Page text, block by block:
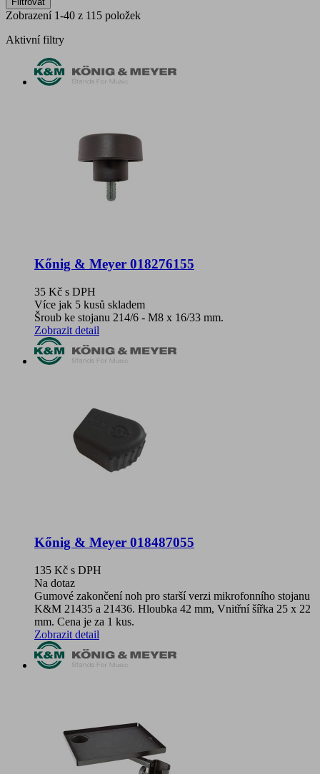
Zobrazení 1-40 z 115 položek
Aktivní filtry
Kőnig & Meyer 018276155
35 Kč s DPH
Více jak 5 kusů skladem
Šroub ke stojanu 214/6 - M8 x 16/33 mm.
Zobrazit detail
Kőnig & Meyer 018487055
135 Kč s DPH
Na dotaz
Gumové zakončení noh pro starší verzi mikrofonního stojanu
K&M 21435 a 21436. Hloubka 42 mm, Vnitřní šířka 25 x 22
mm. Cena je za 1 kus.
Zobrazit detail